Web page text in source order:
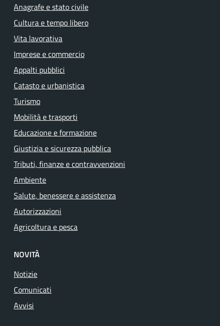
Anagrafe e stato civile
Cultura e tempo libero
Vita lavorativa
Imprese e commercio
Appalti pubblici
Catasto e urbanistica
Turismo
Mobilità e trasporti
Educazione e formazione
Giustizia e sicurezza pubblica
Tributi, finanze e contravvenzioni
Ambiente
Salute, benessere e assistenza
Autorizzazioni
Agricoltura e pesca
NOVITÀ
Notizie
Comunicati
Avvisi